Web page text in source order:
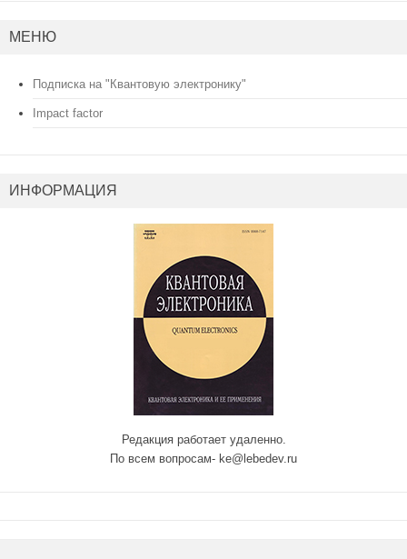
МЕНЮ
Подписка на "Квантовую электронику"
Impact factor
ИНФОРМАЦИЯ
Редакция работает удаленно.
По всем вопросам- ke@lebedev.ru